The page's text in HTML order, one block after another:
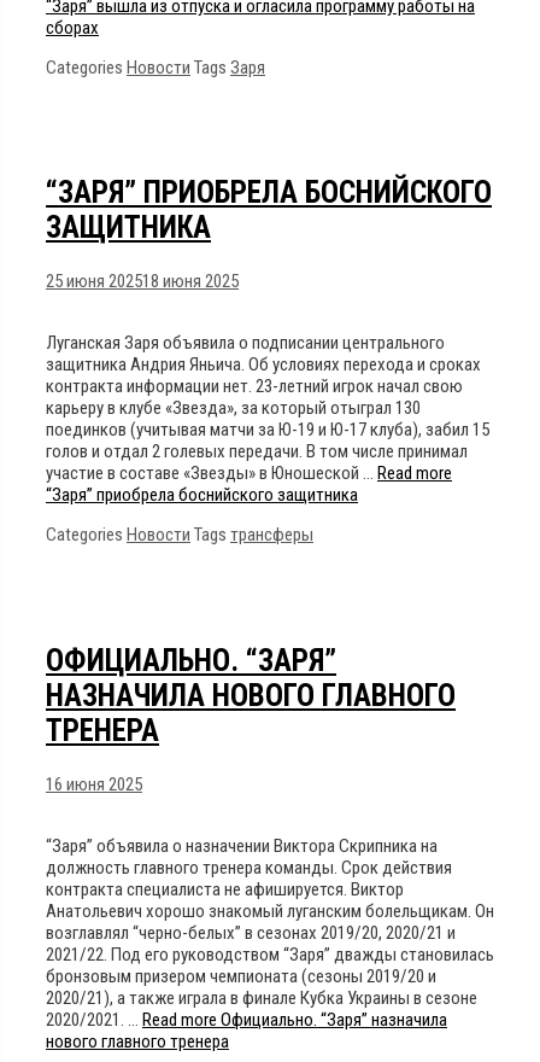
“Заря” вышла из отпуска и огласила программу работы на
сборах
Categories Новости Tags Заря
“ЗАРЯ” ПРИОБРЕЛА БОСНИЙСКОГО
ЗАЩИТНИКА
25 июня 202518 июня 2025
Луганская Заря объявила о подписании центрального
защитника Андрия Яньича. Об условиях перехода и сроках
контракта информации нет. 23-летний игрок начал свою
карьеру в клубе «Звезда», за который отыграл 130
поединков (учитывая матчи за Ю-19 и Ю-17 клуба), забил 15
голов и отдал 2 голевых передачи. В том числе принимал
участие в составе «Звезды» в Юношеской … Read more
“Заря” приобрела боснийского защитника
Categories Новости Tags трансферы
ОФИЦИАЛЬНО. “ЗАРЯ”
НАЗНАЧИЛА НОВОГО ГЛАВНОГО
ТРЕНЕРА
16 июня 2025
“Заря” объявила о назначении Виктора Скрипника на
должность главного тренера команды. Срок действия
контракта специалиста не афишируется. Виктор
Анатольевич хорошо знакомый луганским болельщикам. Он
возглавлял “черно-белых” в сезонах 2019/20, 2020/21 и
2021/22. Под его руководством “Заря” дважды становилась
бронзовым призером чемпионата (сезоны 2019/20 и
2020/21), а также играла в финале Кубка Украины в сезоне
2020/2021. … Read more Официально. “Заря” назначила
нового главного тренера